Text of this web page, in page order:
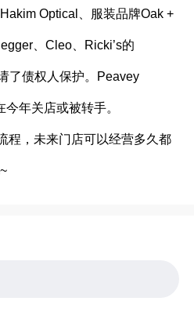
Optical、服装品牌Oak +
、Cleo、Ricki’s的
了债权人保护。Peavey
年关店或被转手。
程，未来门店可以经营多久都